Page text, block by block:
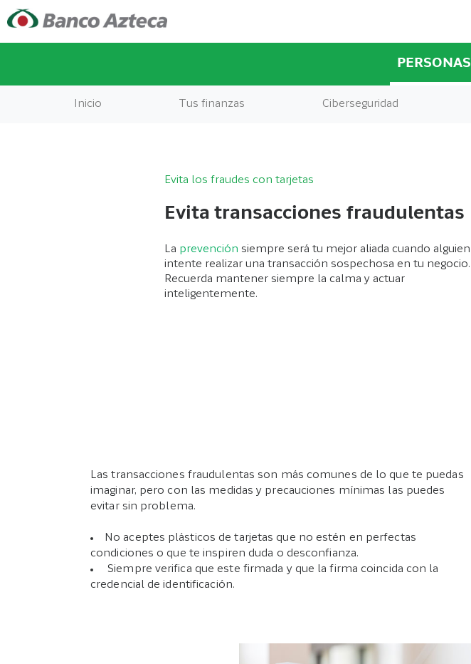
PERSONAS
Inicio Tus finanzas Ciberseguridad
Evita los fraudes con tarjetas
Evita transacciones fraudulentas
La prevención siempre será tu mejor aliada cuando alguien
intente realizar una transacción sospechosa en tu negocio.
Recuerda mantener siempre la calma y actuar
inteligentemente.
Las transacciones fraudulentas son más comunes de lo que te puedas
imaginar, pero con las medidas y precauciones mínimas las puedes
evitar sin problema.
No aceptes plásticos de tarjetas que no estén en perfectas
condiciones o que te inspiren duda o desconfianza.
Siempre verifica que este firmada y que la firma coincida con la
credencial de identificación.